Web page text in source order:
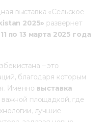
выставка «Сельское
2025» развернет
по 13 марта 2025 года
– это
благодаря которым
Именно выставка
важной площадкой, где
лучшие